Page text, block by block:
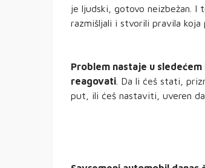
je ljudski, gotovo neizbežan. I
razmišljali i stvorili pravila
Problem nastaje u
reagovati . Da li ćeš stati,
put, ili ćeš nastaviti, uveren